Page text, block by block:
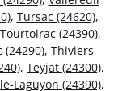
, Tursac (24620),
Tourtoirac (24390),
(24290), Thiviers
, Teyjat (24300),
Laguyon (24390),